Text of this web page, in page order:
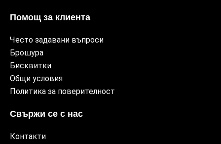
Помощ за клиента
Често задавани въпроси
Брошура
Бисквитки
Общи условия
Политика за поверителност
Свържи се с нас
Контакти